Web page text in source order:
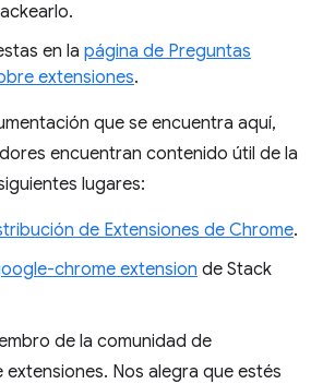
en la página de Preguntas
extensiones.
que se encuentra aquí,
encuentran contenido útil de la
lugares:
de Extensiones de Chrome.
chrome extension de Stack
de la comunidad de
Nos alegra que estés